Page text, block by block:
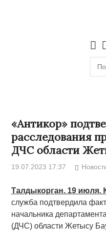
«Антикор»
расследования
ДЧС области
19.07.2023 17:37
Талдыкорган. 19 июля.
служба подтвердила
начальника
(ДЧС) области Жетысу